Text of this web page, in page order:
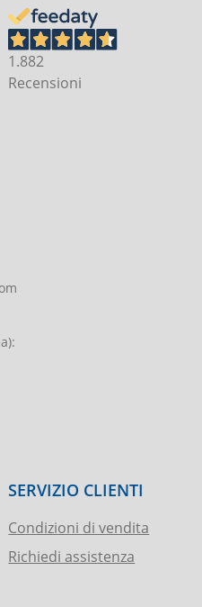
1.882
Recensioni
SERVIZIO CLIENTI
Condizioni di vendita
Richiedi assistenza